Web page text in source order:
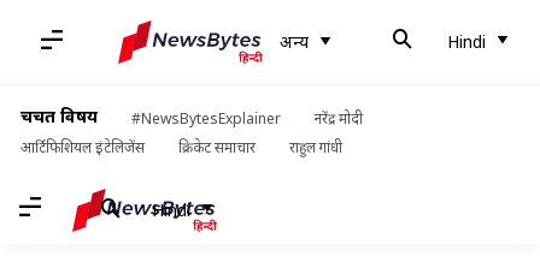
अन्य Hindi
चर्चित विषय #NewsBytesExplainer
नरेंद्र मोदी
आर्टिफिशियल इंटेलिजेंस
क्रिकेट समाचार राहुल गांधी
Hindi